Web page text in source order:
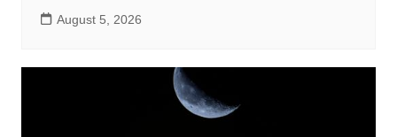
August 5, 2026